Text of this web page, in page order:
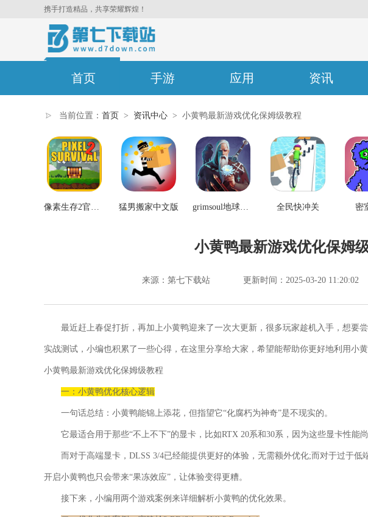
携手打造精品，共享荣耀辉煌！
首页 手游 应用 资讯
当前位置： 首页 > 资讯中心 > 小黄鸭最新游戏优化保姆级教程
像素生存2官方正版 猛男搬家中文版 grimsoul地球末日中世纪 全民快冲关 密
小黄鸭最新游戏优化保姆
来源：第七下载站 更新时间：2025-03-20 11:20:02
最近赶上春促打折，再加上小黄鸭迎来了一次大更新，很多玩家趁机入手，想要
实战测试，小编也积累了一些心得，在这里分享给大家，希望能帮助你更好地利用小黄
小黄鸭最新游戏优化保姆级教程
一：小黄鸭优化核心逻辑
一句话总结：小黄鸭能锦上添花，但指望它“化腐朽为神奇”是不现实的。
它最适合用于那些“不上不下”的显卡，比如RTX 20系和30系，因为这些显卡性能
而对于高端显卡，DLSS 3/4已经能提供更好的体验，无需额外优化;而对于过于低
开启小黄鸭也只会带来“果冻效应”，让体验变得更糟。
接下来，小编用两个游戏案例来详细解析小黄鸭的优化效果。